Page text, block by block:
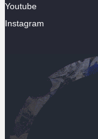
Youtube
Instagram